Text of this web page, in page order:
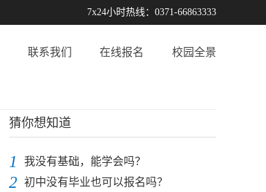
7x24小时热线：0371-66863333
联系我们 在线报名 校园全景
猜你想知道
1 我没有基础，能学会吗？
2 初中没有毕业也可以报名吗？